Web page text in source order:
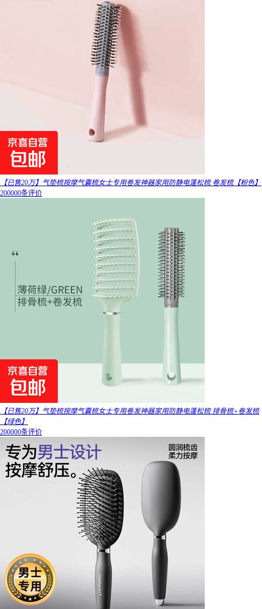
【已售20万】气垫梳按摩气囊梳女士专用卷发神器家用防静电蓬松梳 卷发梳【粉色】
200000条评价
【已售20万】气垫梳按摩气囊梳女士专用卷发神器家用防静电蓬松梳 排骨梳+卷发梳
【绿色】
200000条评价